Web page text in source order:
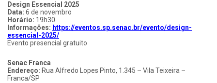
Design Essencial 2025
Data: 6 de novembro
Horário: 19h30
Informações: https://eventos.sp.senac.br/evento/design-
essencial-2025/
Evento presencial gratuito
Senac Franca
Endereço: Rua Alfredo Lopes Pinto, 1.345 – Vila Teixeira –
Franca/SP